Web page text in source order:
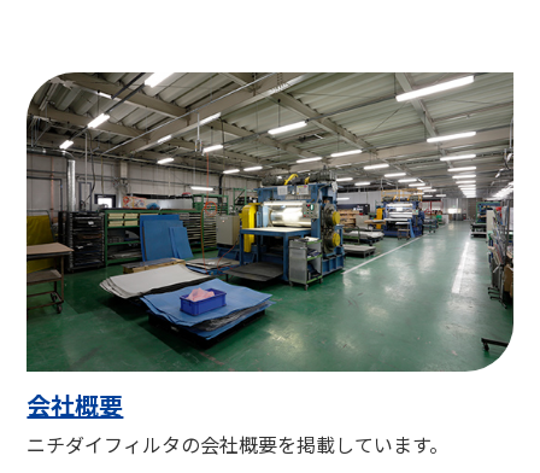
会社概要
ニチダイフィルタの会社概要を掲載しています。